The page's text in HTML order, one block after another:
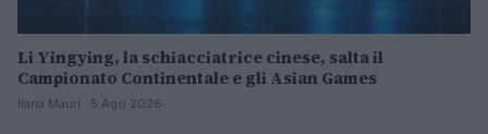
Li Yingying, la schiacciatrice cinese, salta il
Campionato Continentale e gli Asian Games
Ilaria Mauri · 5 Ago 2026